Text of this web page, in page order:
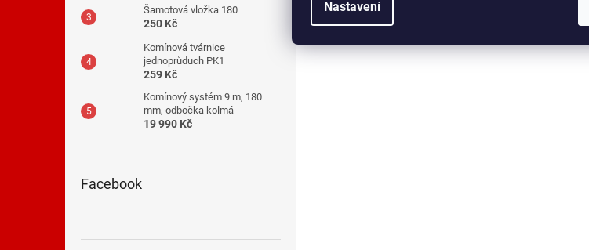
Nastavení
Šamotová vložka 180
250 Kč
Komínová tvárnice
jednoprůduch PK1
259 Kč
Komínový systém 9 m, 180
mm, odbočka kolmá
19 990 Kč
Facebook